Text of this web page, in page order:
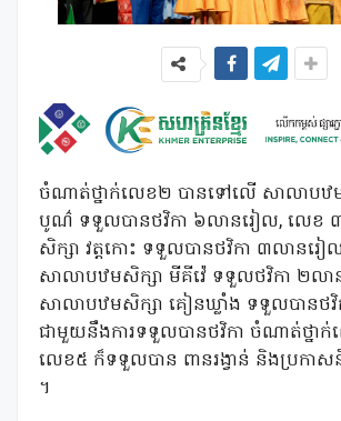
ចំណាត់ថ្នាក់លេខ២ បានទៅលើ សាលាបឋមសិ
បូណ៌ ទទួលបានថវិកា ៦លានរៀល, លេខ
សិក្សា វត្តកោះ ទទួលបានថវិកា ៣លានរ
សាលាបឋមសិក្សា មីគីវ៉េ ទទួលថវិកា ២ល
សាលាបឋមសិក្សា គៀនឃ្លាំង ទទួលបានថ
ជាមួយនឹងការទទួលបានថវិកា ចំណាត់ថ្នា
លេខ៥ ក៏ទទួលបាន ពានរង្វាន់ និងប្រកា
។